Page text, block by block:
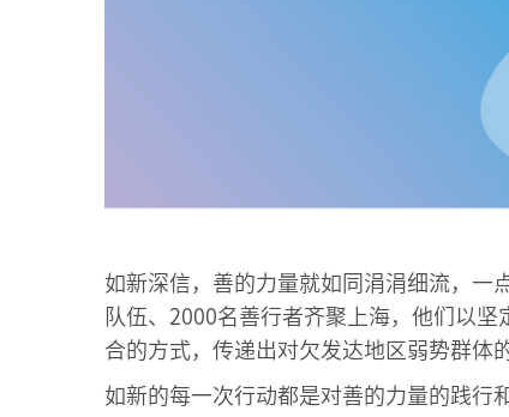
如新深信，善的力量就如同涓涓细流，
队伍、2000名善行者齐聚上海，他们以
合的方式，传递出对欠发达地区弱势群体
如新的每一次行动都是对善的力量的践行